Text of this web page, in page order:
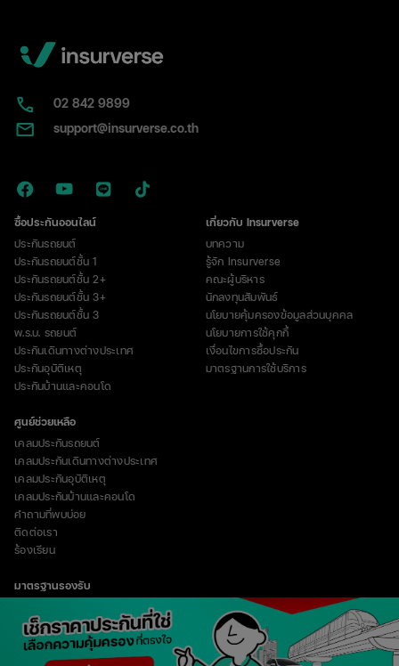
02​ 842 9899
support@insurverse.co.th
ซื้อประกันออนไลน์
ประกันรถยนต์
ประกันรถยนต์ชั้น 1
ประกันรถยนต์ชั้น 2+
ประกันรถยนต์ชั้น 3+
ประกันรถยนต์ชั้น 3
พ.ร.บ. รถยนต์
ประกันเดินทางต่างประเทศ
ประกันอุบัติเหตุ
ประกันบ้านและคอนโด
เกี่ยวกับ Insurverse
บทความ
รู้จัก Insurverse
คณะผู้บริหาร
นักลงทุนสัมพันธ์
นโยบายคุ้มครองข้อมูลส่วนบุคคล
นโยบายการใช้คุกกี้
เงื่อนไขการซื้อประกัน
มาตรฐานการใช้บริการ
ศูนย์ช่วยเหลือ
เคลมประกันรถยนต์
เคลมประกันเดินทางต่างประเทศ
เคลมประกันอุบัติเหตุ
เคลมประกันบ้านและคอนโด
คำถามที่พบบ่อย
ติดต่อเรา
ร้องเรียน
มาตรฐานรองรับ